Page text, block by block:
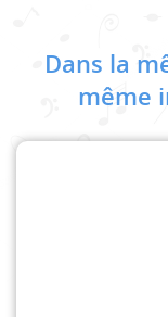
Dans la
même